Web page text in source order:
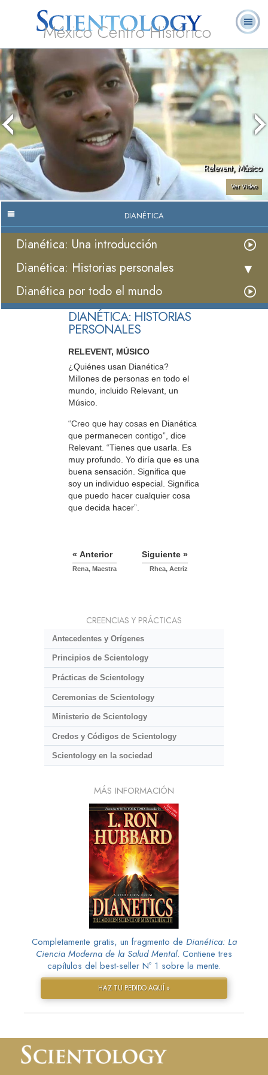
México Centro Histórico
Acerca de
Nosotros
¿Qué es
Scientology?
Ministros
Voluntarios
Preguntas
Frecuentes
Relevent, Músico
Ver Video
DIANÉTICA
Dianética: Una introducción
Dianética: Historias personales
Dianética por todo el mundo
DIANÉTICA: HISTORIAS
PERSONALES
RELEVENT, MÚSICO
¿Quiénes usan Dianética?
Millones de personas en todo el
mundo, incluido Relevant, un
Músico.
“Creo que hay cosas en Dianética
que permanecen contigo”, dice
Relevant. “Tienes que usarla. Es
muy profundo. Yo diría que es una
buena sensación. Significa que
soy un individuo especial. Significa
que puedo hacer cualquier cosa
que decida hacer”.
« Anterior
Rena, Maestra
Siguiente »
Rhea, Actriz
CREENCIAS Y PRÁCTICAS
Antecedentes y Orígenes
Principios de Scientology
Prácticas de Scientology
Ceremonias de Scientology
Ministerio de Scientology
Credos y Códigos de Scientology
Scientology en la sociedad
MÁS INFORMACIÓN
Completamente gratis, un fragmento de Dianética: La
Ciencia Moderna de la Salud Mental. Contiene tres
capítulos del best-seller Nº 1 sobre la mente.
HAZ TU PEDIDO AQUÍ »